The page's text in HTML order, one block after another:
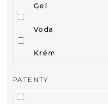
Gel
Voda
Krém
PATENTY